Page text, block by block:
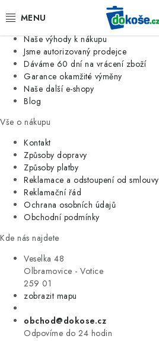
Jsme tradiční česká firma
Naše výhody k nákupu
Jsme autorizovaný prodejce
Dáváme 60 dní na vrácení zboží
Garance okamžité výměny
Naše další e-shopy
Blog
Vše o nákupu
Kontakt
Způsoby dopravy
Způsoby platby
Reklamace a odstoupení od smlouvy
Reklamační řád
Ochrana osobních údajů
Obchodní podmínky
Kde nás najdete
Veselka 48
Olbramovice - Votice
259 01
zobrazit mapu
obchod@dokose.cz
Odpovíme do 24 hodin
KOŠE
SÁČKY
KUCHYNĚ
ORGANIZACE
DOMÁCNOST
ÚKLID
VÝPRODEJ
ZNAČKY
Úvod Kontakt Blog